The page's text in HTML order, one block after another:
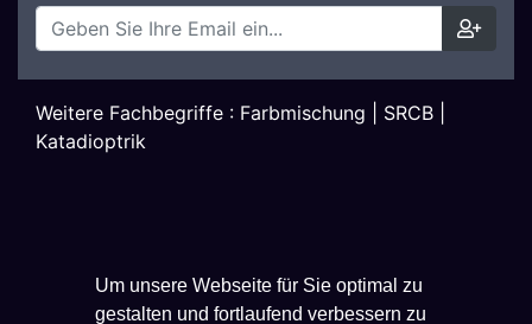
Um unsere Webseite für Sie optimal zu
gestalten und fortlaufend verbessern zu
Weitere Fachbegriffe : Farbmischung SRCB
Katadioptrik